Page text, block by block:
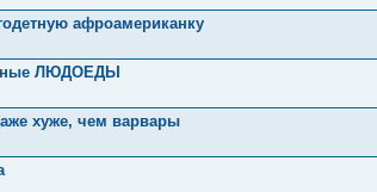
афроамериканку
ЛЮДОЕДЫ
хуже, чем варвары